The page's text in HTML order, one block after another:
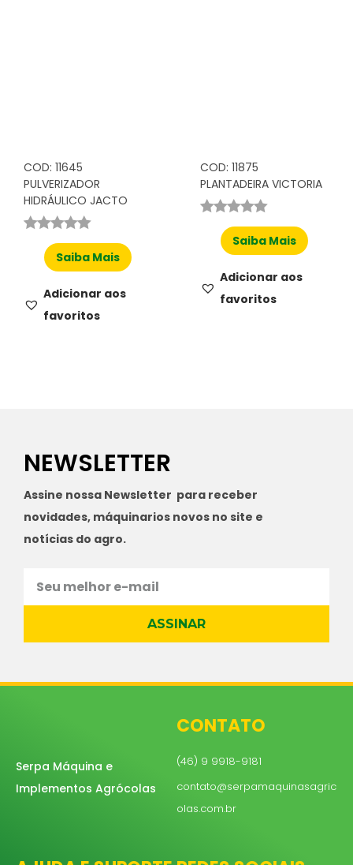
COD: 11645
PULVERIZADOR
HIDRÁULICO JACTO
Saiba Mais
Adicionar aos
favoritos
COD: 11875
PLANTADEIRA VICTORIA
Saiba Mais
Adicionar aos
favoritos
NEWSLETTER
Assine nossa Newsletter para receber
novidades, máquinarios novos no site e
notícias do agro.
ASSINAR
Serpa Máquina e
Implementos Agrócolas
CONTATO
(46) 9 9918-9181
contato@serpamaquinasagric
olas.com.br